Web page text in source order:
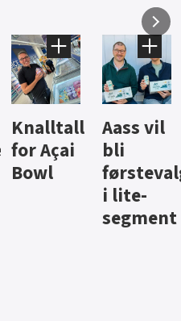
Brus og
jus fra
Berentsen
Hard
iste fra
Hansa